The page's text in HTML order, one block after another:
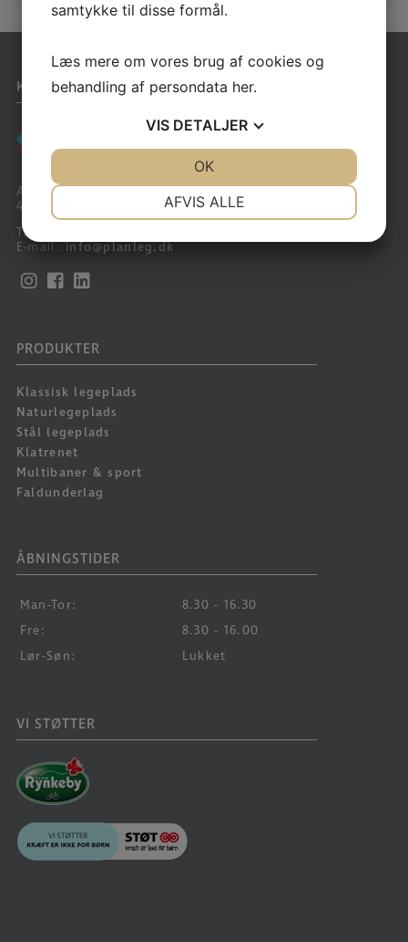
KONTAKT
Arnakkegårds Alle 60
4390 Vipperød
Tlf:
E-mail:info@planleg.dk
PRODUKTER
Klassisk legeplads
Naturlegeplads
Stål legeplads
Klatrenet
Multibaner & sport
Faldunderlag
ÅBNINGSTIDER
Man-Tor:
8.30 - 16.30
Fre:
8.30 - 16.00
Lør-Søn:
Lukket
VI STØTTER
samtykke til disse formål.
Læs mere om vores brug af cookies og
behandling af persondata her.
VIS DETALJER
MARKETING
AFVIS ALLE
OK